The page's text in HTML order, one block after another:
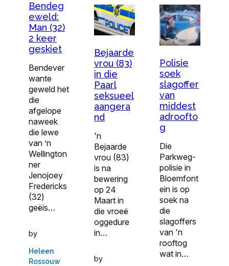
Bendeg
eweld:
Man (32)
2 keer
geskiet
Bendever
wante
geweld het
die
afgelope
naweek
die lewe
van ’n
Wellington
ner
Jenojoey
Fredericks
(32)
geëis…
by
Heleen
Rossouw
Bejaarde
vrou (83)
in die
Paarl
seksueel
aangera
nd
'n
Bejaarde
vrou (83)
is na
bewering
op 24
Maart in
die vroeë
oggedure
in…
by
Polisie
soek
slagoffer
van
middest
adroofto
g
Die
Parkweg-
polisie in
Bloemfont
ein is op
soek na
die
slagoffers
van 'n
rooftog
wat in…